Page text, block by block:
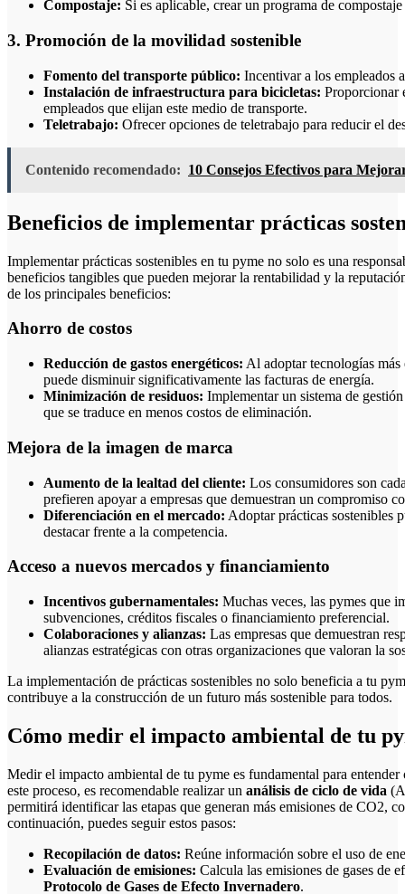
Compostaje: Si es aplicable, crear un programa de
3. Promoción de la movilidad sostenible
Fomento del transporte público: Incentivar a los empleados
Instalación de infraestructura para bicicletas: Proporcionar
empleados que elijan este medio de transporte.
Teletrabajo: Ofrecer opciones de teletrabajo para reducir el
Contenido recomendado: 10 Consejos Efectivos para
Beneficios de implementar prácticas
Implementar prácticas sostenibles en tu pyme no solo es una
beneficios tangibles que pueden mejorar la rentabilidad y la
de los principales beneficios:
Ahorro de costos
Reducción de gastos energéticos: Al adoptar tecnologías
puede disminuir significativamente las facturas de energía.
Minimización de residuos: Implementar un sistema de
que se traduce en menos costos de eliminación.
Mejora de la imagen de marca
Aumento de la lealtad del cliente: Los consumidores son
prefieren apoyar a empresas que demuestran un compromiso
Diferenciación en el mercado: Adoptar prácticas sostenibles
destacar frente a la competencia.
Acceso a nuevos mercados y financiamiento
Incentivos gubernamentales: Muchas veces, las pymes que
subvenciones, créditos fiscales o financiamiento preferencial.
Colaboraciones y alianzas: Las empresas que demuestran
alianzas estratégicas con otras organizaciones que valoran la
La implementación de prácticas sostenibles no solo beneficia a tu
contribuye a la construcción de un futuro más sostenible para todos.
Cómo medir el impacto ambiental de tu
Medir el impacto ambiental de tu pyme es fundamental para
este proceso, es recomendable realizar un análisis de ciclo de vida
permitirá identificar las etapas que generan más emisiones de CO2,
continuación, puedes seguir estos pasos:
Recopilación de datos: Reúne información sobre el uso de
Evaluación de emisiones: Calcula las emisiones de gases de
Protocolo de Gases de Efecto Invernadero.